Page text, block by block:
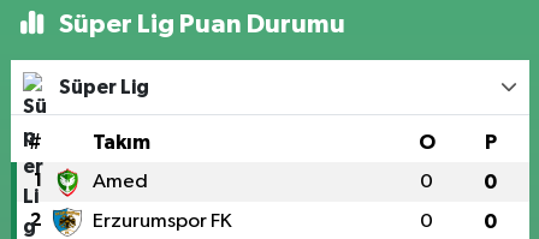
Süper Lig Puan Durumu
Süper Lig
# Takım O P
1 Amed 0 0
2 Erzurumspor FK 0 0